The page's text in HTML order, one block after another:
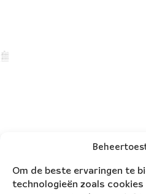
Om de beste ervaringen te
technologieën zoals